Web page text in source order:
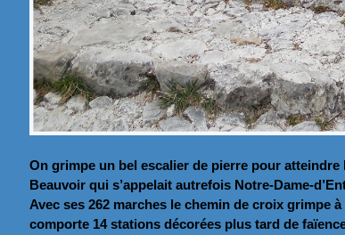
On grimpe un bel escalier de pierre pour atteindre
Beauvoir qui s’appelait autrefois Notre-Dame-
Avec ses 262 marches le chemin de croix grimpe
comporte 14 stations décorées plus tard de